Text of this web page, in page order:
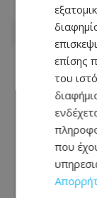
08.08.2026 -
επίσης
του
που